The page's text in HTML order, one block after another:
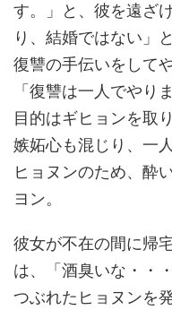
す。」と、彼を遠ざ
り、結婚ではない」
復讐の手伝いをして
「復讐は一人でやり
目的はギヒョンを取
嫉妬心も混じり、一
ヒョヌンのため、酔
ヨン。
彼女が不在の間に帰
は、「酒臭いな・・
つぶれたヒョヌンを